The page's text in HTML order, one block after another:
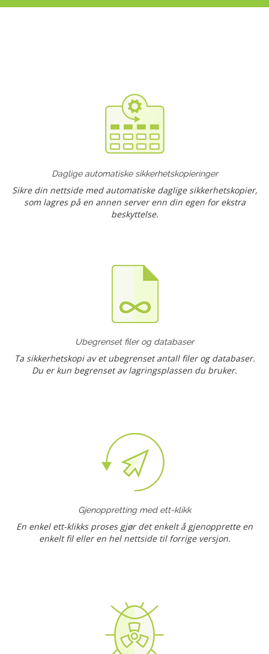
Daglige automatiske sikkerhetskopieringer
Sikre din nettside med automatiske daglige sikkerhetskopier,
som lagres på en annen server enn din egen for ekstra
beskyttelse.
Ubegrenset filer og databaser
Ta sikkerhetskopi av et ubegrenset antall filer og databaser.
Du er kun begrenset av lagringsplassen du bruker.
Gjenoppretting med ett-klikk
En enkel ett-klikks proses gjør det enkelt å gjenopprette en
enkelt fil eller en hel nettside til forrige versjon.